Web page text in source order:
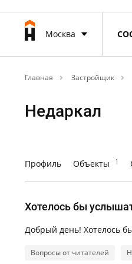
Москва
Главная Застройщик
Недаркал
Профиль Объекты 1
Хотелось бы
Добрый день! Хотелось
Вопросы от читателей